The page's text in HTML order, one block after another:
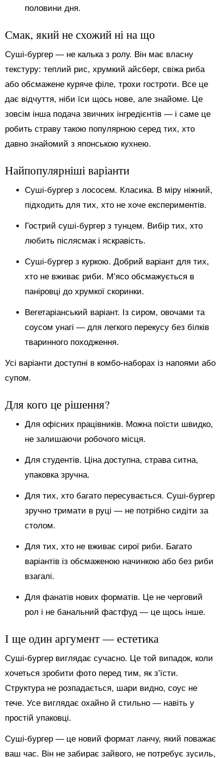
половини дня.
Смак, який не схожий ні на що
Суші-бургер — не калька з ролу. Він має власну
текстуру: теплий рис, хрумкий айсберг, свіжа риба
або обсмажене куряче філе, трохи гостроти. Все це
дає відчуття, ніби їси щось нове, але знайоме. Це
зовсім інша подача звичних інгредієнтів — і саме це
робить страву такою популярною серед тих, хто
давно знайомий з японською кухнею.
Найпопулярніші варіанти
Суші-бургер з лососем. Класика. В міру ніжний,
підходить для тих, хто не хоче експериментів.
Гострий суші-бургер з тунцем. Вибір тих, хто
любить післясмак і яскравість.
Суші-бургер з куркою. Добрий варіант для тих,
хто не вживає риби. М’ясо обсмажується в
паніровці до хрумкої скоринки.
Вегетаріанський варіант. Із сиром, овочами та
соусом унагі — для легкого перекусу без білків
тваринного походження.
Усі варіанти доступні в комбо-наборах із напоями або
супом.
Для кого це рішення?
Для офісних працівників. Можна поїсти швидко,
не залишаючи робочого місця.
Для студентів. Ціна доступна, страва ситна,
упаковка зручна.
Для тих, хто багато пересувається. Суші-бургер
зручно тримати в руці — не потрібно сидіти за
столом.
Для тих, хто не вживає сирої риби. Багато
варіантів із обсмаженою начинкою або без риби
взагалі.
Для фанатів нових форматів. Це не черговий
рол і не банальний фастфуд — це щось інше.
І ще один аргумент — естетика
Суші-бургер виглядає сучасно. Це той випадок, коли
хочеться зробити фото перед тим, як з’їсти.
Структура не розпадається, шари видно, соус не
тече. Усе виглядає охайно й стильно — навіть у
простій упаковці.
Суші-бургер — це новий формат ланчу, який поважає
ваш час. Він не забирає зайвого, не потребує зусиль,